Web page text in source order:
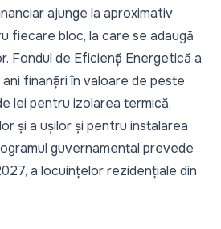
ajunge la aproximativ
fiecare bloc, la care se adaugă
Fondul de Eficiență Energetică a
finanțări în valoare de peste
lei pentru izolarea termică,
și a ușilor și pentru instalarea
guvernamental prevede
a locuințelor rezidențiale din